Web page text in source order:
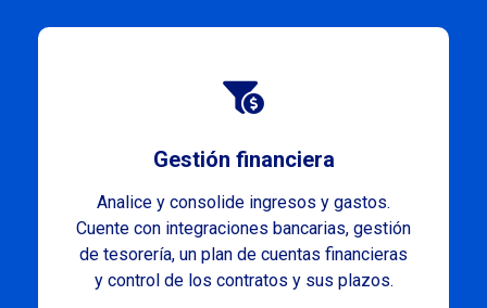
Gestión financiera
Analice y consolide ingresos y gastos.
Cuente con integraciones bancarias, gestión
de tesorería, un plan de cuentas financieras
y control de los contratos y sus plazos.